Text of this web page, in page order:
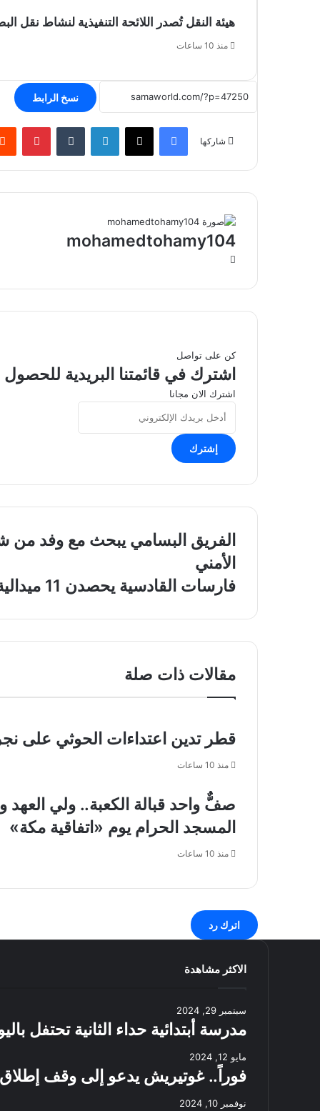
هيئة النقل تُصدر اللائحة التنفيذية لنشاط نقل
منذ 10 ساعات
نسخ الرابط
شاركها
فيسبوك ‫X لينكدإن
mohamedtohamy104
كن على تواصل
اشترك في قائمتنا البريدية
اشترك الان مجانا
بريدك
الإلكتروني
الفريق
البسامي
يبحث
مع
وفد
باريس
التعاون
الأمني
الفريق البسامي يبحث مع وفد من
الأمني
فارسات
القادسية
ميدالية
بطولة
فارسات القادسية يحصدن 11 ميدالية في بطولة الطاولة
مقالات ذات صلة
قطر تدين اعتداءات الحوثي على
منذ 10 ساعات
صفٌّ واحد قبالة الكعبة.. ولي
المسجد الحرام يوم «اتفاقية مكة»
منذ 10 ساعات
اترك رد
الاكثر مشاهدة
سبتمبر 29, 2024
مدرسة أبتدائية حداء الثانية تحتفل
مايو 12, 2024
فوراً.. غوتيريش يدعو إلى وقف إطلاق
نوفمبر 10, 2024